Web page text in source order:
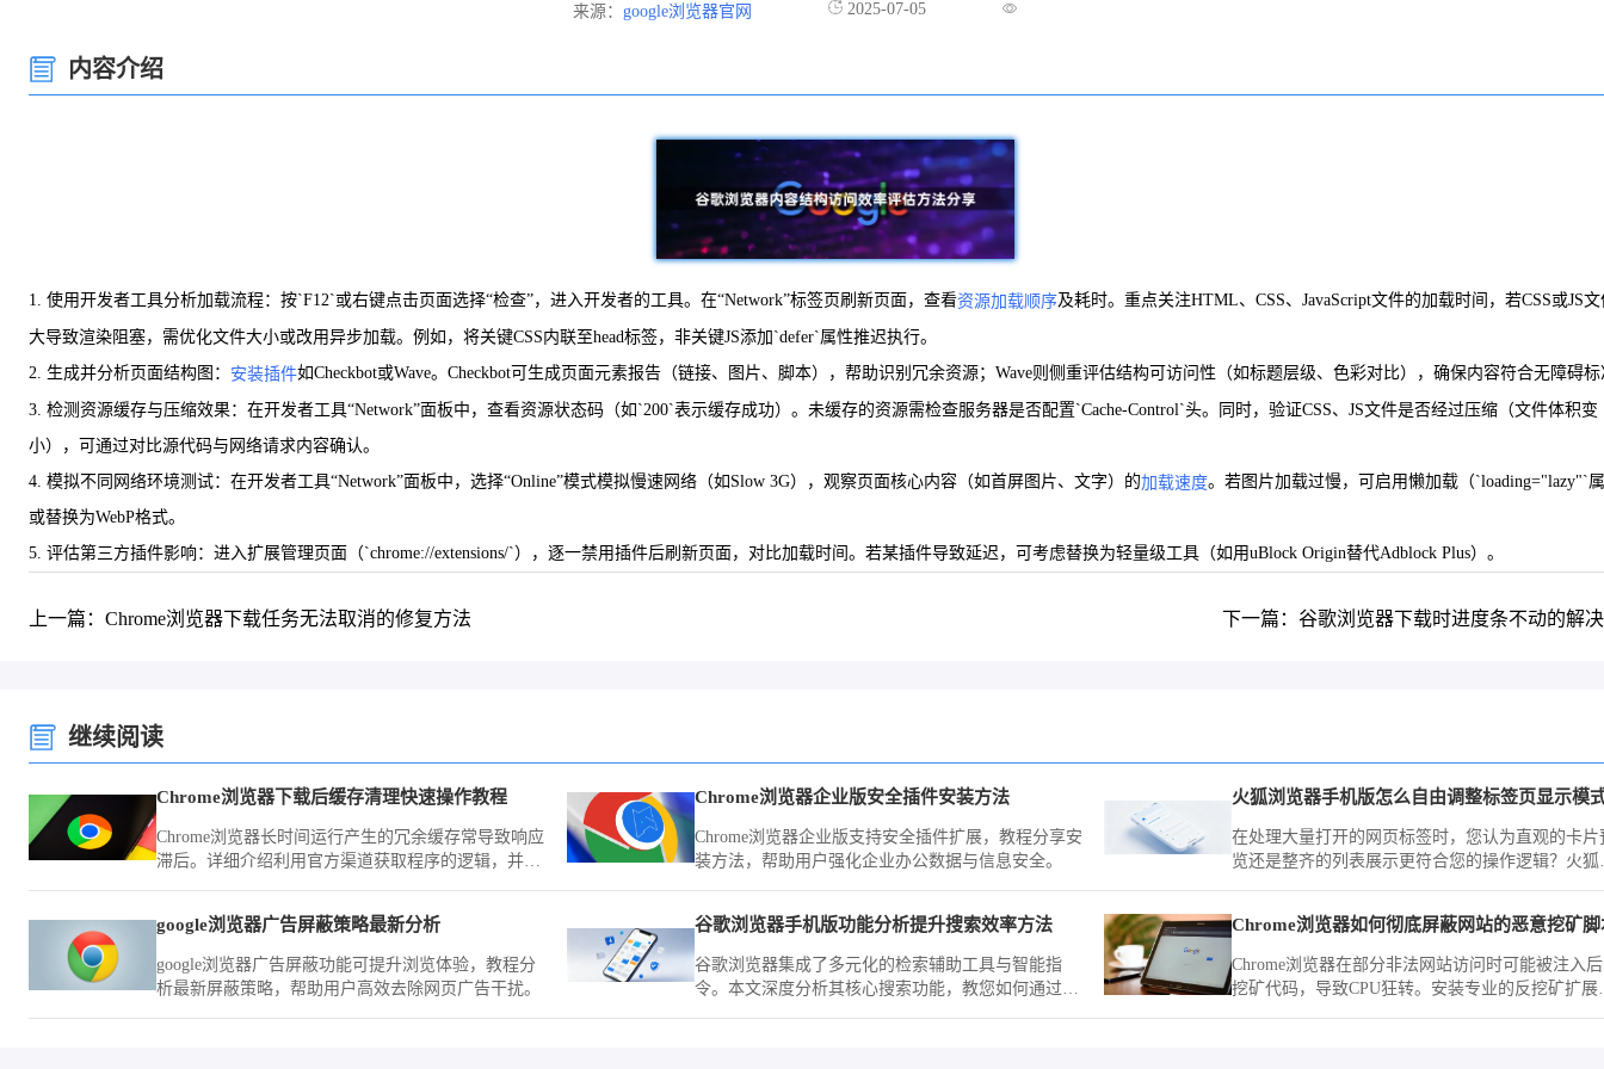
来源： google浏览器官网 2025-07-05
内容介绍
1. 使用开发者工具分析加载流程：按`F12`或右键点击页面选择“检查”，进入开发者的工具。在“Network”标签页刷新页面，查看资源加载顺序及耗时。重点关注HTML、CSS、JavaScript文件的加载时间，若CSS或JS
大导致渲染阻塞，需优化文件大小或改用异步加载。例如，将关键CSS内联至head标签，非关键JS添加`defer`属性推迟执行。
2. 生成并分析页面结构图： 安装插件如Checkbot或Wave。Checkbot可生成页面元素报告（链接、图片、脚本），帮助识别冗余资源；Wave则侧重评估结构可访问性（如标题层级、色彩对比），确保内容符合无障碍
3. 检测资源缓存与压缩效果：在开发者工具“Network”面板中，查看资源状态码（如`200`表示缓存成功）。未缓存的资源需检查服务器是否配置`Cache-Control`头。同时，验证CSS、JS文件是否经过压缩（文件体积变
小），可通过对比源代码与网络请求内容确认。
4. 模拟不同网络环境测试：在开发者工具“Network”面板中，选择“Online”模式模拟慢速网络（如Slow 3G），观察页面核心内容（如首屏图片、文字）的加载速度。若图片加载过慢，可启用懒加载（`loading="lazy"`
或替换为WebP格式。
5. 评估第三方插件影响：进入扩展管理页面（`chrome://extensions/`），逐一禁用插件后刷新页面，对比加载时间。若某插件导致延迟，可考虑替换为轻量级工具（如用uBlock Origin替代Adblock Plus）。
上一篇：Chrome浏览器下载任务无法取消的修复方法 下一篇：谷歌浏览器下载时进度条不动的解
继续阅读
Chrome浏览器下载后缓存清理快速操作教程
Chrome浏览器长时间运行产生的冗余缓存常导致响应
滞后。详细介绍利用官方渠道获取程序的逻辑，并提
态，即便在长期使用后也能获得如新机般的响应速
度。
Chrome浏览器企业版安全插件安装方法
Chrome浏览器企业版支持安全插件扩展，教程分享安
装方法，帮助用户强化企业办公数据与信息安全。
火狐浏览器手机版怎么自由调整标签页显示模
在处理大量打开的网页标签时，您认为直观的卡片
览还是整齐的列表展示更符合您的操作逻辑？火狐
google浏览器广告屏蔽策略最新分析
google浏览器广告屏蔽功能可提升浏览体验，教程分
析最新屏蔽策略，帮助用户高效去除网页广告干扰。
谷歌浏览器手机版功能分析提升搜索效率方法
谷歌浏览器集成了多元化的检索辅助工具与智能指
令。本文深度分析其核心搜索功能，教您如何通过高
Chrome浏览器如何彻底屏蔽网站的恶意挖矿脚
Chrome浏览器在部分非法网站访问时可能被注入
挖矿代码，导致CPU狂转。安装专业的反挖矿扩展